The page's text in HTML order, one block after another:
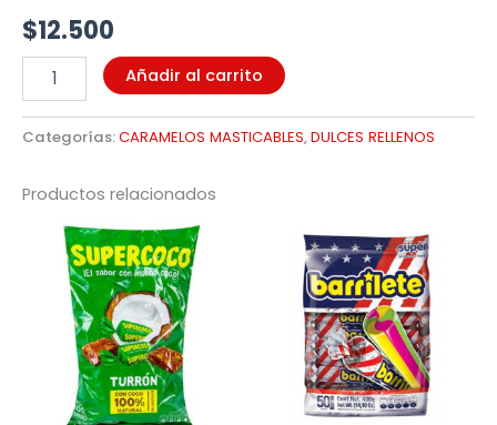
$12.500
Añadir al carrito
Categorías:CARAMELOS MASTICABLES,DULCES RELLENOS
Productos relacionados